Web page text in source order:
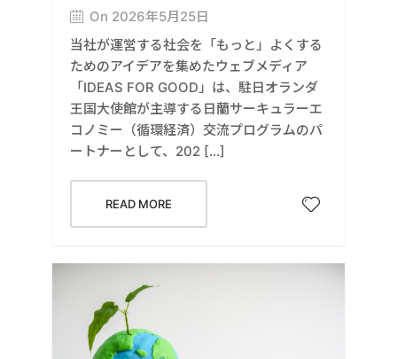
On 2026年5月25日
当社が運営する社会を「もっと」よくする
ためのアイデアを集めたウェブメディア
「IDEAS FOR GOOD」は、駐日オランダ
王国大使館が主導する日蘭サーキュラーエ
コノミー（循環経済）交流プログラムのパ
ートナーとして、202 […]
READ MORE